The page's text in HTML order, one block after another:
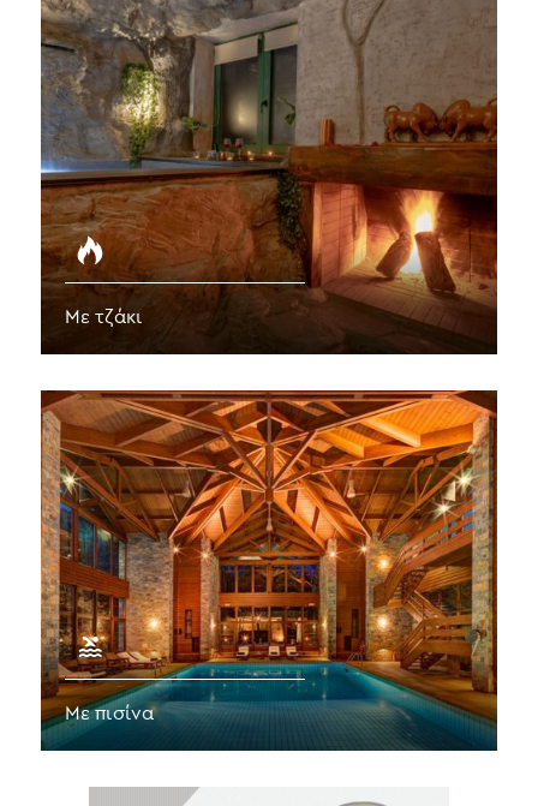
Με τζάκι
Με πισίνα